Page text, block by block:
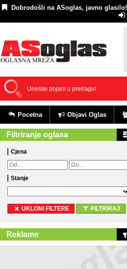
Dobrodošli na ASoglas, javno glasilo!
Pocetna Objavi Oglas
Filtriranje oglasa
Cjena
Stanje
UKLONI FILTERE FILTRIRAJ
Reklame